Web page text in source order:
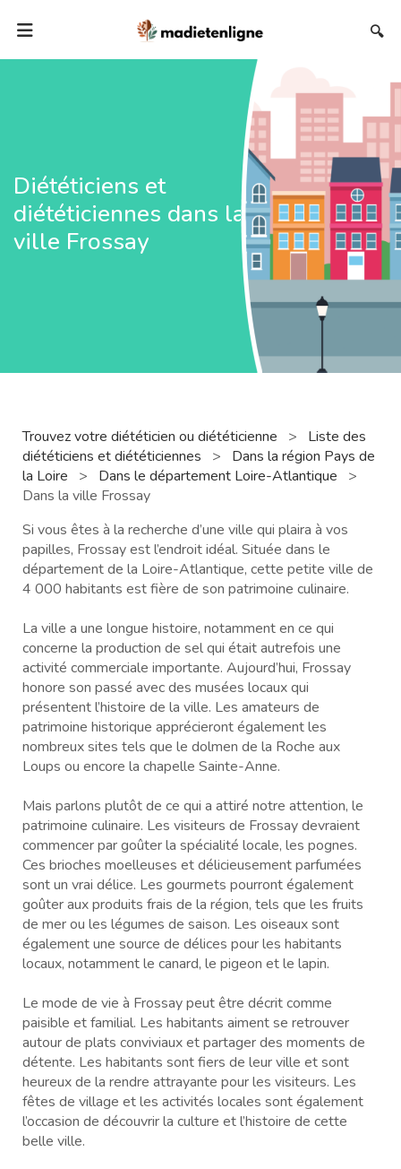
🔍
Diététiciens et
diététiciennes dans la
ville Frossay
Trouvez votre diététicien ou diététicienne >
Liste des
diététiciens et diététiciennes
>
Dans la région Pays de
la Loire
> Dans le département Loire-Atlantique
>
Dans la ville Frossay
Si vous êtes à la recherche d’une ville qui plaira à vos
papilles, Frossay est l’endroit idéal. Située dans le
département de la Loire-Atlantique, cette petite ville de
4 000 habitants est fière de son patrimoine culinaire.
La ville a une longue histoire, notamment en ce qui
concerne la production de sel qui était autrefois une
activité commerciale importante. Aujourd’hui, Frossay
honore son passé avec des musées locaux qui
présentent l’histoire de la ville. Les amateurs de
patrimoine historique apprécieront également les
nombreux sites tels que le dolmen de la Roche aux
Loups ou encore la chapelle Sainte-Anne.
Mais parlons plutôt de ce qui a attiré notre attention, le
patrimoine culinaire. Les visiteurs de Frossay devraient
commencer par goûter la spécialité locale, les pognes.
Ces brioches moelleuses et délicieusement parfumées
sont un vrai délice. Les gourmets pourront également
goûter aux produits frais de la région, tels que les fruits
de mer ou les légumes de saison. Les oiseaux sont
également une source de délices pour les habitants
locaux, notamment le canard, le pigeon et le lapin.
Le mode de vie à Frossay peut être décrit comme
paisible et familial. Les habitants aiment se retrouver
autour de plats conviviaux et partager des moments de
détente. Les habitants sont fiers de leur ville et sont
heureux de la rendre attrayante pour les visiteurs. Les
fêtes de village et les activités locales sont également
l’occasion de découvrir la culture et l’histoire de cette
belle ville.